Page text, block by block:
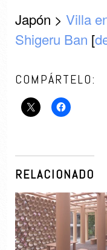
Japón > Villa
Shigeru Ban [
COMPÁRTELO:
RELACIONADO